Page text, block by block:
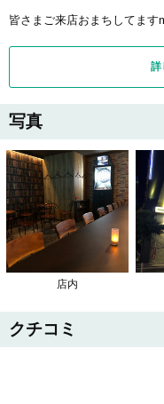
皆さまご来店おまちしてます
詳
写真
店内
クチコミ